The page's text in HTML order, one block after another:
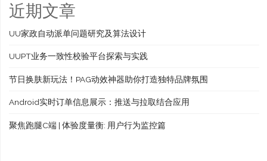
近期文章
UU家政自动派单问题研究及算法设计
UUPT业务一致性校验平台探索与实践
节日换肤新玩法！PAG动效神器助你打造独特品牌氛围
Android实时订单信息展示：推送与拉取结合应用
聚焦跑腿C端 | 体验度量衡: 用户行为监控篇